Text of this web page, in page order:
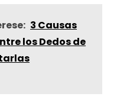
3 Causas
los Dedos de